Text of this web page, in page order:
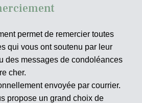
permet de remercier toutes
qui vous ont soutenu par leur
des messages de condoléances
cher.
envoyée par courrier.
propose un grand choix de